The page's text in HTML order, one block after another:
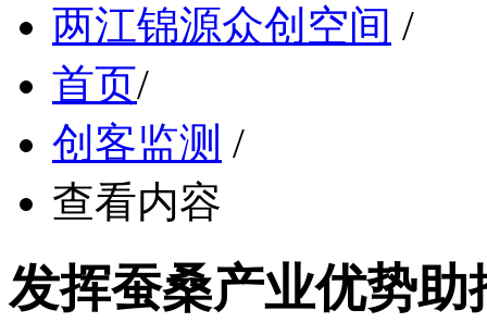
两江锦源众创空间 /
首页/
创客监测 /
查看内容
发挥蚕桑产业优势